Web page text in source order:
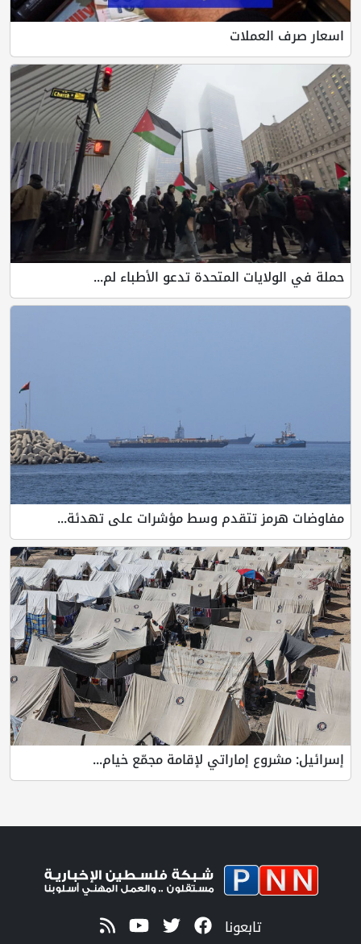
اسعار صرف العملات
حملة في الولايات المتحدة تدعو الأطباء لم...
مفاوضات هرمز تتقدم وسط مؤشرات على تهدئة...
إسرائيل: مشروع إماراتي لإقامة مجمّع خيام...
تابعونا